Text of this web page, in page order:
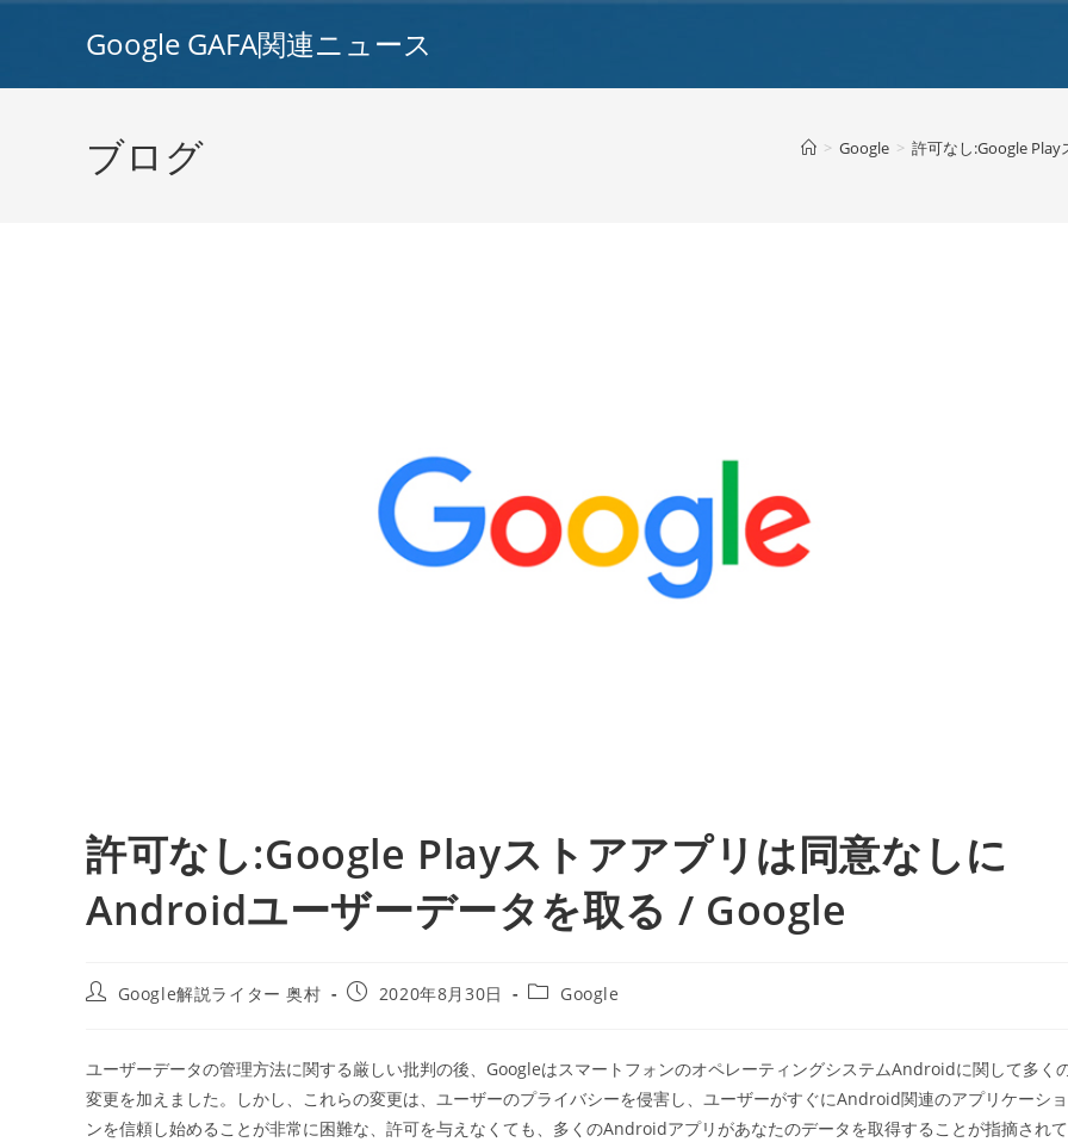
Google GAFA関連ニュース
ブログ > Google > 許可なし:Google
許可なし:Google Playストアアプリは同意なしに
Androidユーザーデータを取る / Google
投
Google解説ライター 奥村
投
開
日:
2020年8月30日
投
テ
ゴ
リ
ー:
Google
ユーザーデータの管理方法に関する厳しい批判の後、GoogleはスマートフォンのオペレーティングシステムAndroidに関して多く
変更を加えました。しかし、これらの変更は、ユーザーのプライバシーを侵害し、ユーザーがすぐにAndroid関連のアプリケーショ
ンを信頼し始めることが非常に困難な、許可を与えなくても、多くのAndroidアプリがあなたのデータを取得することが指摘されて